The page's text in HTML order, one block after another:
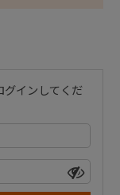
グインしてくだ